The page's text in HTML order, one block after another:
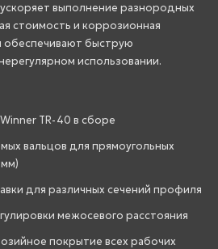
выполнение разнородных
стоимость и коррозионная
обеспечивают быструю
использовании.
TR-40 в сборе
вальцов для прямоугольных
для различных сечений профиля
межосевого расстояния
покрытие всех рабочих